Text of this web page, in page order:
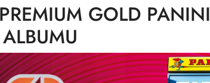
PREMIUM GOLD